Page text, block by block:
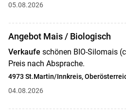
05.08.2026
Angebot Mais / Biologisch
Verkaufe schönen BIO-Silomais
Preis nach Absprache.
4973 St.Martin/Innkreis,
04.08.2026